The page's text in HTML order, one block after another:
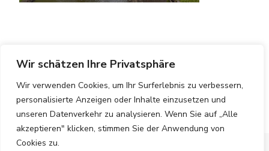
Wir schätzen Ihre Privatsphäre
Wir verwenden Cookies, um Ihr Surferlebnis zu verbessern,
personalisierte Anzeigen oder Inhalte einzusetzen und
unseren Datenverkehr zu analysieren. Wenn Sie auf „Alle
akzeptieren" klicken, stimmen Sie der Anwendung von
Cookies zu.
Copyright © 2025 Hotels Vergleichen. Impressum|
Datenschutzerklärung|Blossom PinThis | Entwickelt
Blossom Themes . Bereitgestellt von WordPress